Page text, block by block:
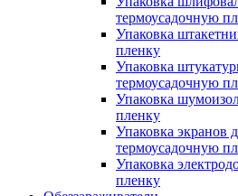
термоусадочную
Упаковка
пленку
Упаковка
термоусадочную
Упаковка
пленку
Упаковка экранов
термоусадочную
Упаковка
пленку